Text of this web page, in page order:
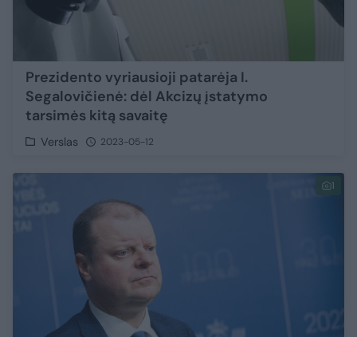
Prezidento vyriausioji patarėja I.
Segalovičienė: dėl Akcizų įstatymo
tarsimės kitą savaitę
Verslas 2023-05-12
1